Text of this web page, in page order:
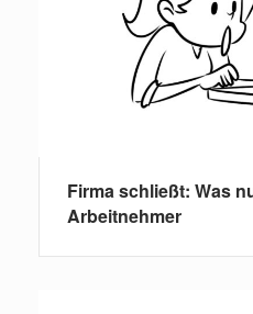
Firma schließt: Was
Arbeitnehmer